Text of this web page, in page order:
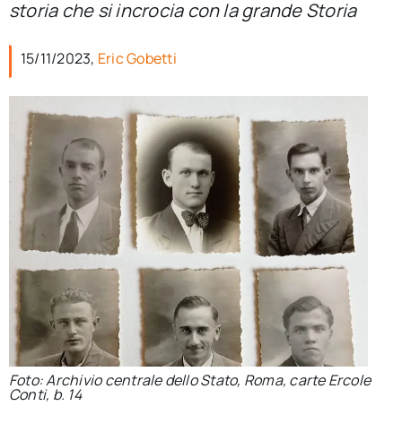
Ita
storia che si incrocia con la grande Storia
15/11/2023, Eric Gobetti
Foto: Archivio centrale dello Stato, Roma, carte Ercole
Conti, b. 14